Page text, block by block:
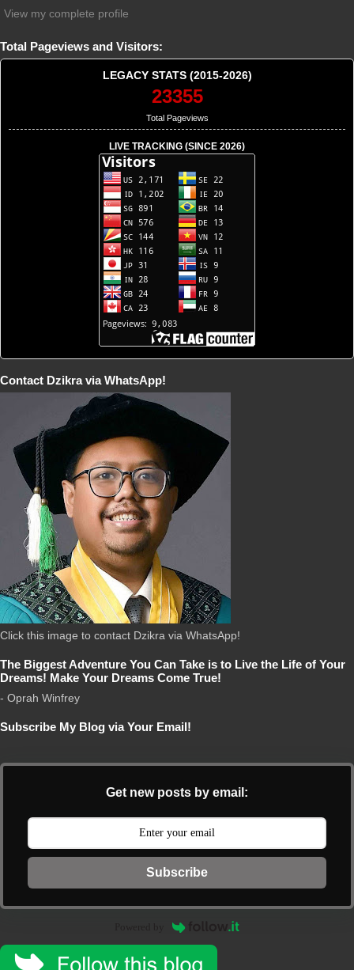
View my complete profile
Total Pageviews and Visitors:
LEGACY STATS (2015-2026)
23355
Total Pageviews
LIVE TRACKING (SINCE 2026)
Contact Dzikra via WhatsApp!
Click this image to contact Dzikra via WhatsApp!
The Biggest Adventure You Can Take is to Live the Life of Your
Dreams! Make Your Dreams Come True!
- Oprah Winfrey
Subscribe My Blog via Your Email!
Get new posts by email:
Subscribe